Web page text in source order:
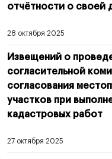
отчётности о своей
28 октября 2025
Извещений о
согласительной
согласования
участков при
кадастровых работ
27 октября 2025